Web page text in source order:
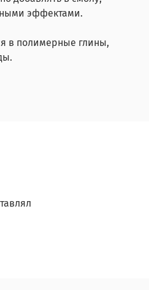
эффектами.
в полимерные глины,